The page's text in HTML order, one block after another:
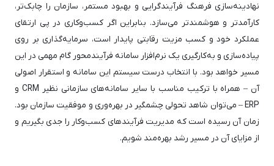
نهادینه‌سازی فرهنگ فرآیندگرایی و بهبود مستمر، سازمان را چابک‌تر،
کارآمدتر و هوشمندتر می‌سازد. بنابراین اگر کسب‌وکاری در پی ارتقای
عملکرد خود و کسب مزیت رقابتی پایدار است، سرمایه‌گذاری بر روی
پیاده‌سازی و به‌کارگیری یک نرم‌افزار سامانه فرآیندمحور گام مهمی در این
مسیر خواهد بود. با انتخاب درست سیستم این سامانه و استقرار اصولی
آن – همراه با ترکیب مناسب با سایر سامانه‌های سازمانی نظیر CRM و
ERP – می‌توان شاهد تحولی چشمگیر در بهره‌وری و موفقیت سازمان بود.
زمان آن رسیده است که مدیریت فرآیندهای کسب‌وکار را جدی بگیریم و
از مزایای آن در مسیر رشد بهره‌مند شویم.